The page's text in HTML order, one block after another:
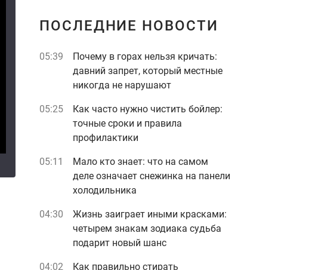
ПОСЛЕДНИЕ НОВОСТИ
05:39
Почему в горах нельзя кричать:
давний запрет, который местные
никогда не нарушают
05:25
Как часто нужно чистить бойлер:
точные сроки и правила
профилактики
05:11
Мало кто знает: что на самом
деле означает снежинка на панели
холодильника
04:30
Жизнь заиграет иными красками:
четырем знакам зодиака судьба
подарит новый шанс
04:02
Как правильно стирать